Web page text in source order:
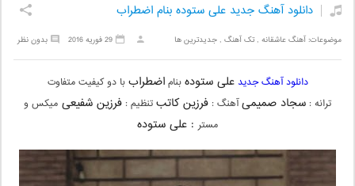
دانلود آهنگ جدید علی ستوده بنام اضطراب
موضوعات:آهنگ عاشقانه ,تک آهنگ ,جدیدترین ها بدون نظر 29 فوریه 2016
دانلود آهنگ جدید علی ستودهبناماضطراببا دو کیفیت متفاوت
ترانه : سجاد صمیمی‌آهنگ : فرزین کاتبتنظیم : فرزین شفیعی میکس و
مستر: علی‌ ستوده